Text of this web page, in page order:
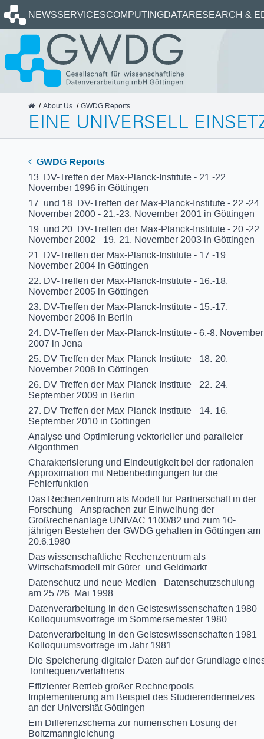
NEWSSERVICESCOMPUTINGDATARESEARCH &
GWDG
About Us GWDG Reports
EINE UNIVERSELL
GWDG Reports
13. DV-Treffen der Max-Planck-Institute - 21.-22.
November 1996 in Göttingen
17. und 18. DV-Treffen der Max-Planck-Institute - 22.-24.
November 2000 - 21.-23. November 2001 in Göttingen
19. und 20. DV-Treffen der Max-Planck-Institute - 20.-22.
November 2002 - 19.-21. November 2003 in Göttingen
21. DV-Treffen der Max-Planck-Institute - 17.-19.
November 2004 in Göttingen
22. DV-Treffen der Max-Planck-Institute - 16.-18.
November 2005 in Göttingen
23. DV-Treffen der Max-Planck-Institute - 15.-17.
November 2006 in Berlin
24. DV-Treffen der Max-Planck-Institute - 6.-8. November
2007 in Jena
25. DV-Treffen der Max-Planck-Institute - 18.-20.
November 2008 in Göttingen
26. DV-Treffen der Max-Planck-Institute - 22.-24.
September 2009 in Berlin
27. DV-Treffen der Max-Planck-Institute - 14.-16.
September 2010 in Göttingen
Analyse und Optimierung vektorieller und paralleler
Algorithmen
Charakterisierung und Eindeutigkeit bei der rationalen
Approximation mit Nebenbedingungen für die
Fehlerfunktion
Das Rechenzentrum als Modell für Partnerschaft in der
Forschung - Ansprachen zur Einweihung der
Großrechenanlage UNIVAC 1100/82 und zum 10-
jährigen Bestehen der GWDG gehalten in Göttingen am
20.6.1980
Das wissenschaftliche Rechenzentrum als
Wirtschafsmodell mit Güter- und Geldmarkt
Datenschutz und neue Medien - Datenschutzschulung
am 25./26. Mai 1998
Datenverarbeitung in den Geisteswissenschaften 1980
Kolloquiumsvorträge im Sommersemester 1980
Datenverarbeitung in den Geisteswissenschaften 1981
Kolloquiumsvorträge im Jahr 1981
Die Speicherung digitaler Daten auf der Grundlage
Tonfrequenzverfahrens
Effizienter Betrieb großer Rechnerpools -
Implementierung am Beispiel des Studierendennetzes
an der Universität Göttingen
Ein Differenzschema zur numerischen Lösung der
Boltzmanngleichung